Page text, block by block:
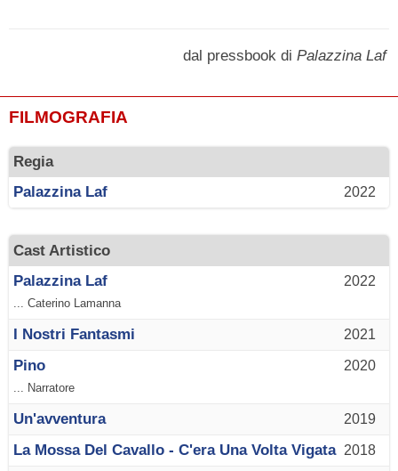
dal pressbook di Palazzina Laf
FILMOGRAFIA
Regia
2022
Palazzina Laf
Cast Artistico
2022
Palazzina Laf
... Caterino Lamanna
2021
I Nostri Fantasmi
2020
Pino
... Narratore
2019
Un'avventura
2018
La Mossa Del Cavallo - C'era Una Volta Vigata